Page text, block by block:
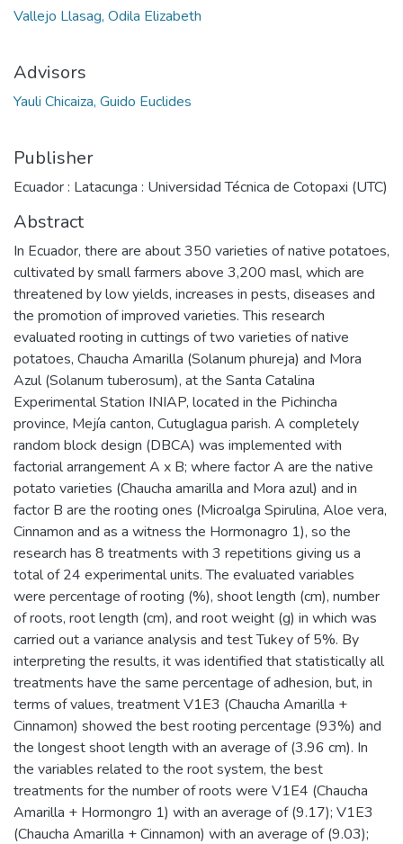
Vallejo Llasag, Odila Elizabeth
Advisors
Yauli Chicaiza, Guido Euclides
Publisher
Ecuador : Latacunga : Universidad Técnica de Cotopaxi (UTC)
Abstract
In Ecuador, there are about 350 varieties of native potatoes,
cultivated by small farmers above 3,200 masl, which are
threatened by low yields, increases in pests, diseases and
the promotion of improved varieties. This research
evaluated rooting in cuttings of two varieties of native
potatoes, Chaucha Amarilla (Solanum phureja) and Mora
Azul (Solanum tuberosum), at the Santa Catalina
Experimental Station INIAP, located in the Pichincha
province, Mejía canton, Cutuglagua parish. A completely
random block design (DBCA) was implemented with
factorial arrangement A x B; where factor A are the native
potato varieties (Chaucha amarilla and Mora azul) and in
factor B are the rooting ones (Microalga Spirulina, Aloe vera,
Cinnamon and as a witness the Hormonagro 1), so the
research has 8 treatments with 3 repetitions giving us a
total of 24 experimental units. The evaluated variables
were percentage of rooting (%), shoot length (cm), number
of roots, root length (cm), and root weight (g) in which was
carried out a variance analysis and test Tukey of 5%. By
interpreting the results, it was identified that statistically all
treatments have the same percentage of adhesion, but, in
terms of values, treatment V1E3 (Chaucha Amarilla +
Cinnamon) showed the best rooting percentage (93%) and
the longest shoot length with an average of (3.96 cm). In
the variables related to the root system, the best
treatments for the number of roots were V1E4 (Chaucha
Amarilla + Hormongro 1) with an average of (9.17); V1E3
(Chaucha Amarilla + Cinnamon) with an average of (9.03);